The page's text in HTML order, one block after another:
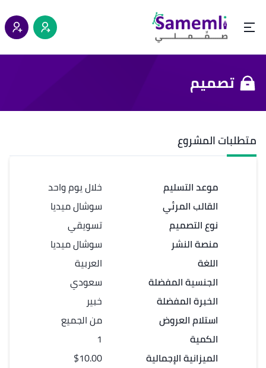
تصميم
متطلبات المشروع
موعد التسليم
القالب المرئي
نوع التصميم
منصة النشر
اللغة
الجنسية المفضلة
الخبرة المفضلة
استلام العروض
الكمية
الميزانية الإجمالية
خلال يوم واحد
سوشال ميديا
تسويقي
سوشال ميديا
العربية
سعودي
خبير
من الجميع
1
$10.00